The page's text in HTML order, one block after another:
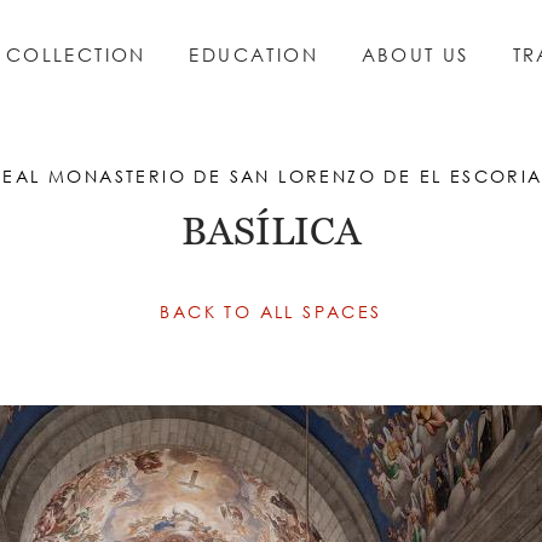
COLLECTION EDUCATION ABOUT US
MONASTERIO DE SAN LORENZO DE EL
BASÍLICA
BACK TO ALL SPACES